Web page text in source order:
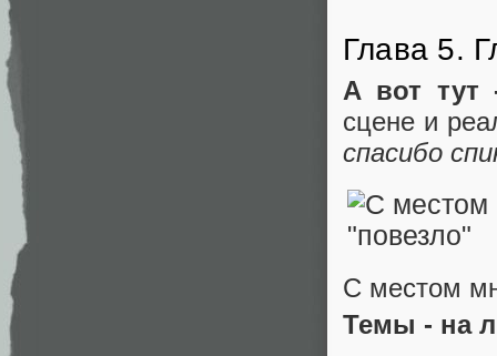
Глава 5.
А вот тут
сцене и
спасибо
С местом
Темы - на